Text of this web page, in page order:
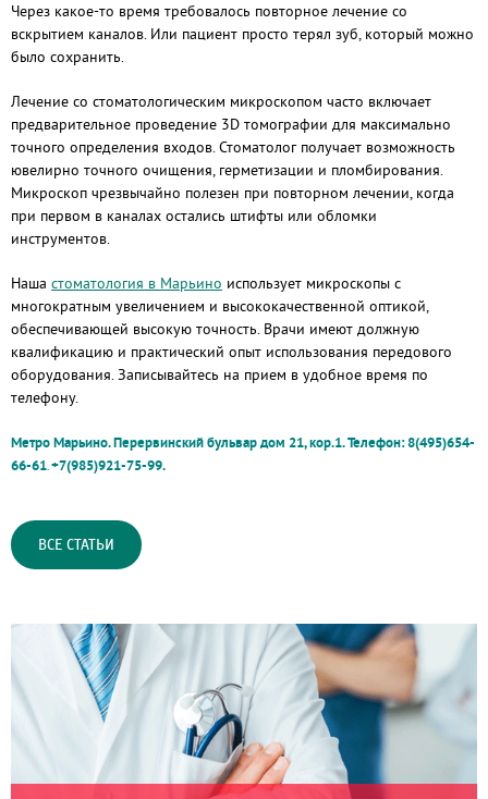
Через какое-то время требовалось повторное лечение со
вскрытием каналов. Или пациент просто терял зуб, который можно
было сохранить.
Лечение со стоматологическим микроскопом часто включает
предварительное проведение 3D томографии для максимально
точного определения входов. Стоматолог получает возможность
ювелирно точного очищения, герметизации и пломбирования.
Микроскоп чрезвычайно полезен при повторном лечении, когда
при первом в каналах остались штифты или обломки
инструментов.
Наша стоматология в Марьино использует микроскопы с
многократным увеличением и высококачественной оптикой,
обеспечивающей высокую точность. Врачи имеют должную
квалификацию и практический опыт использования передового
оборудования. Записывайтесь на прием в удобное время по
телефону.
Метро Марьино. Перервинский бульвар дом 21, кор.1. Телефон: 8(495)654-
66-61.+7(985)921-75-99.
ВСЕ СТАТЬИ